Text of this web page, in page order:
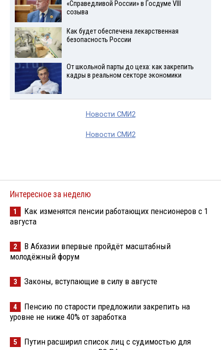
«Справедливой России» в Госдуме VIII
созыва
Как будет обеспечена лекарственная
безопасность России
От школьной парты до цеха: как закрепить
кадры в реальном секторе экономики
Новости СМИ2
Новости СМИ2
Интересное за неделю
1
Как изменятся пенсии работающих пенсионеров с 1
августа
2
В Абхазии впервые пройдёт масштабный
молодёжный форум
3 Законы, вступающие в силу в августе
4
Пенсию по старости предложили закрепить на
уровне не ниже 40% от заработка
5
Путин расширил список лиц с судимостью для